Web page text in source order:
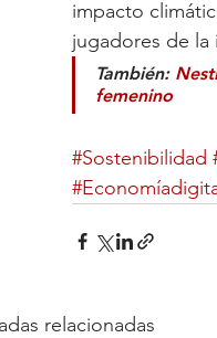
impacto
jugadores de la
También:
femenino
#Sostenibilidad
relacionadas